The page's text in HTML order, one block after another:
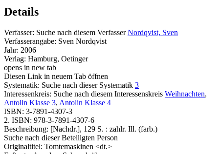
Details
Verfasser: Suche nach diesem Verfasser Nordqvist, Sven
Verfasserangabe: Sven Nordqvist
Jahr: 2006
Verlag: Hamburg, Oetinger
opens in new tab
Diesen Link in neuem Tab öffnen
Systematik: Suche nach dieser Systematik 3
Interessenkreis: Suche nach diesem Interessenskreis Weihnachten,
Antolin Klasse 3, Antolin Klasse 4
ISBN: 3-7891-4307-3
2. ISBN: 978-3-7891-4307-6
Beschreibung: [Nachdr.], 129 S. : zahlr. Ill. (farb.)
Suche nach dieser Beteiligten Person
Originaltitel: Tomtemaskinen <dt.>